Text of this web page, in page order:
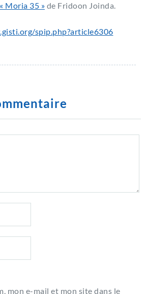
Moria 35 » de Fridoon Joinda.
spip.php?article6306
mon e-mail et mon site dans le